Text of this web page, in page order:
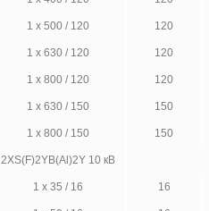
1 х 500 / 120 120
1 х 630 / 120 120
1 х 800 / 120 120
1 х 630 / 150 150
1 х 800 / 150 150
2XS(F)2YB(Al)2Y 10 кВ
1 х 35 / 16 16